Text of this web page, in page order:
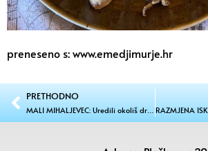
preneseno s: www.emedjimurje.hr
PRETHODNO